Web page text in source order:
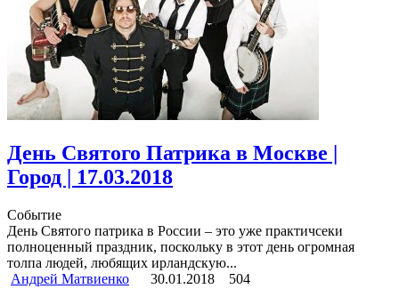
День Святого Патрика в Москве |
Город | 17.03.2018
Событие
День Святого патрика в России – это уже практичсеки
полноценный праздник, поскольку в этот день огромная
толпа людей, любящих ирландскую...
Андрей Матвиенко
30.01.2018 504